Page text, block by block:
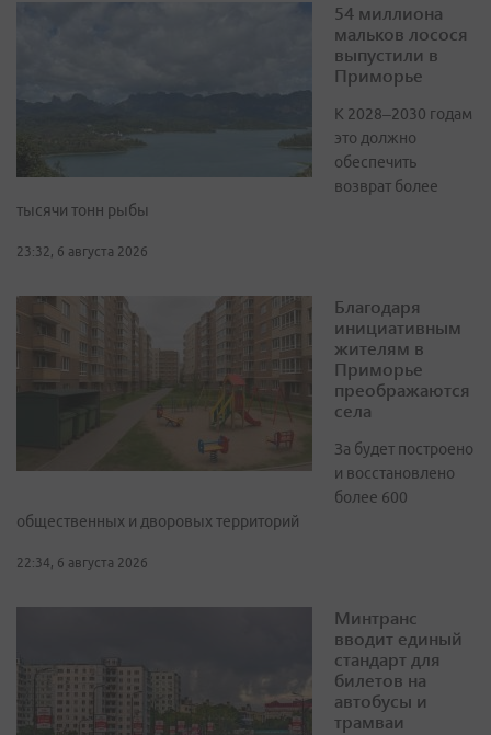
54 миллиона
мальков лосося
выпустили в
Приморье
К 2028–2030 годам
это должно
обеспечить
возврат более
тысячи тонн рыбы
23:32, 6 августа 2026
Благодаря
инициативным
жителям в
Приморье
преображаются
села
За будет построено
и восстановлено
более 600
общественных и дворовых территорий
22:34, 6 августа 2026
Минтранс
вводит единый
стандарт для
билетов на
автобусы и
трамваи